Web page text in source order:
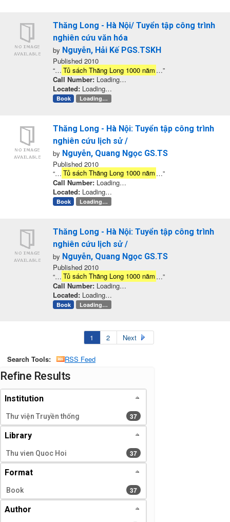
Thăng Long - Hà Nội/ Tuyển tập công trình
nghiên cứu văn hóa
by Nguyễn, Hải Kế PGS.TSKH
Published 2010
“… Tủ sách Thăng Long 1000 năm …”
Call Number: Loading…
Located: Loading…
Book Loading…
Thăng Long - Hà Nội: Tuyển tập công trình
nghiên cứu lịch sử /
by Nguyễn, Quang Ngọc GS.TS
Published 2010
“… Tủ sách Thăng Long 1000 năm …”
Call Number: Loading…
Located: Loading…
Book Loading…
Thăng Long - Hà Nội: Tuyển tập công trình
nghiên cứu lịch sử /
by Nguyễn, Quang Ngọc GS.TS
Published 2010
“… Tủ sách Thăng Long 1000 năm …”
Call Number: Loading…
Located: Loading…
Book Loading…
1 2 Next
Search Tools: RSS Feed
Refine Results
Page will reload when a filter is selected or excluded.
Institution
Thư viện Truyền thống 37 results
37
Library
Thu vien Quoc Hoi 37 results
37
Format
Book 37 results
37
Author